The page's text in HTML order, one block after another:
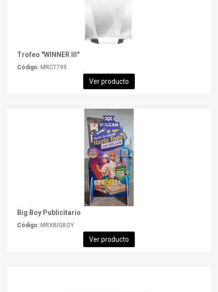
Trofeo "WINNER III"
Código: MRCT799
Ver producto
Big Boy Publicitario
Código: MRXBIGBOY
Ver producto